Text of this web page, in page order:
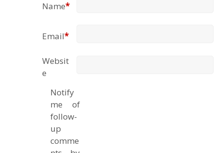
Name*
Email*
Websit
e
Notify
me of
follow-
up
comme